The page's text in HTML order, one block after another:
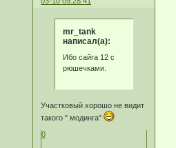
mr_tank
написал(а):
Ибо сайга 12 с
рюшечками.
Участковый хорошо не видит
такого " модинга"
0